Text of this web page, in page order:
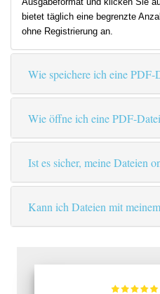
bietet täglich eine begrenzte
ohne Registrierung an.
Wie speichere ich eine
Wie öffne ich eine PDF-
Ist es sicher, meine Dateien
Kann ich Dateien mit